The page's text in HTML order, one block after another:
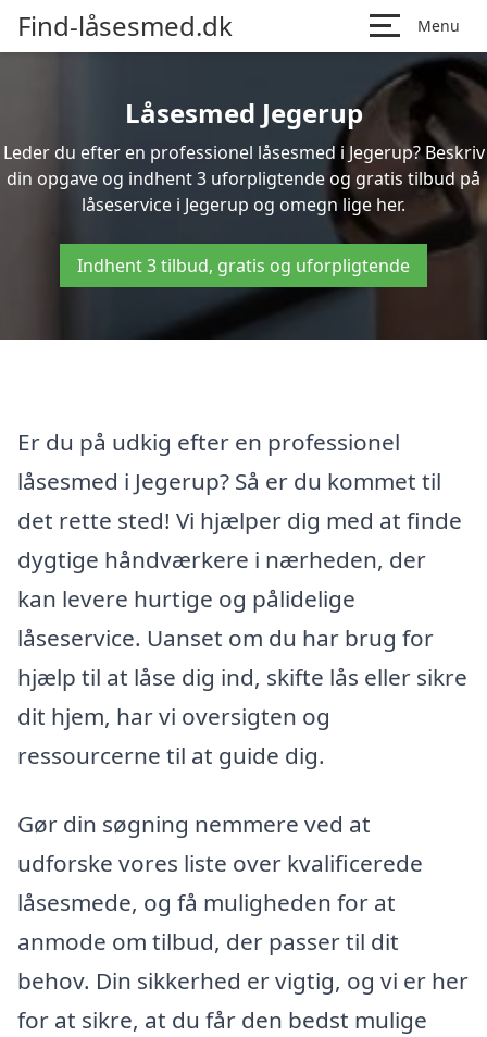
Find-låsesmed.dk Menu
Låsesmed Jegerup
Leder du efter en professionel låsesmed i Jegerup? Beskriv
din opgave og indhent 3 uforpligtende og gratis tilbud på
låseservice i Jegerup og omegn lige her.
Indhent 3 tilbud, gratis og uforpligtende
Er du på udkig efter en professionel
låsesmed i Jegerup? Så er du kommet til
det rette sted! Vi hjælper dig med at finde
dygtige håndværkere i nærheden, der
kan levere hurtige og pålidelige
låseservice. Uanset om du har brug for
hjælp til at låse dig ind, skifte lås eller sikre
dit hjem, har vi oversigten og
ressourcerne til at guide dig.
Gør din søgning nemmere ved at
udforske vores liste over kvalificerede
låsesmede, og få muligheden for at
anmode om tilbud, der passer til dit
behov. Din sikkerhed er vigtig, og vi er her
for at sikre, at du får den bedst mulige